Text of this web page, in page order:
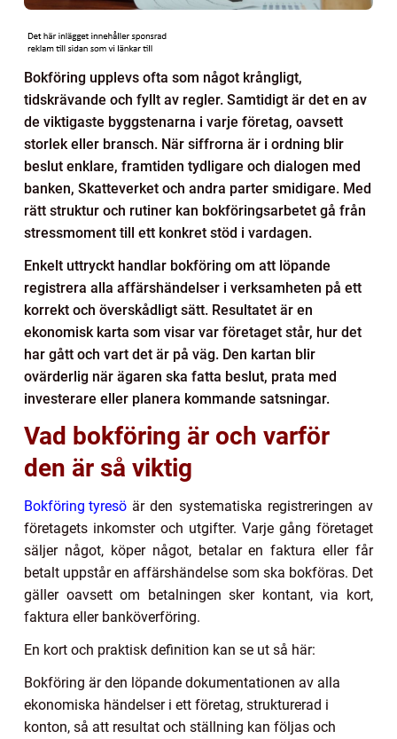
Bokföring upplevs ofta som något krångligt,
tidskrävande och fyllt av regler. Samtidigt är det en av
de viktigaste byggstenarna i varje företag, oavsett
storlek eller bransch. När siffrorna är i ordning blir
beslut enklare, framtiden tydligare och dialogen med
banken, Skatteverket och andra parter smidigare. Med
rätt struktur och rutiner kan bokföringsarbetet gå från
stressmoment till ett konkret stöd i vardagen.
Enkelt uttryckt handlar bokföring om att löpande
registrera alla affärshändelser i verksamheten på ett
korrekt och överskådligt sätt. Resultatet är en
ekonomisk karta som visar var företaget står, hur det
har gått och vart det är på väg. Den kartan blir
ovärderlig när ägaren ska fatta beslut, prata med
investerare eller planera kommande satsningar.
Vad bokföring är och varför
den är så viktig
Bokföring tyresö är den systematiska registreringen av
företagets inkomster och utgifter. Varje gång företaget
säljer något, köper något, betalar en faktura eller får
betalt uppstår en affärshändelse som ska bokföras. Det
gäller oavsett om betalningen sker kontant, via kort,
faktura eller banköverföring.
En kort och praktisk definition kan se ut så här:
Bokföring är den löpande dokumentationen av alla
ekonomiska händelser i ett företag, strukturerad i
konton, så att resultat och ställning kan följas och